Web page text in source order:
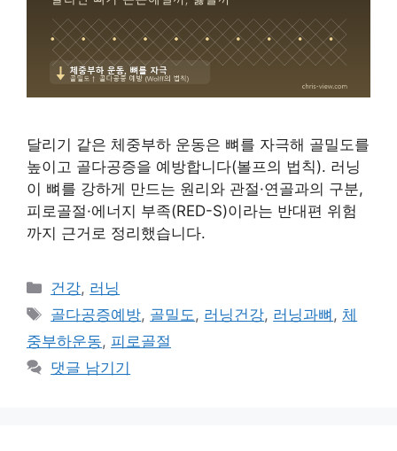
달리기 같은 체중부하 운동은 뼈를 자극해 골밀도를
높이고 골다공증을 예방합니다(볼프의 법칙). 러닝
이 뼈를 강하게 만드는 원리와 관절·연골과의 구분,
피로골절·에너지 부족(RED-S)이라는 반대편 위험
까지 근거로 정리했습니다.
카
테
리
건강, 러닝
태
그
골다공증예방, 골밀도, 러닝건강, 러닝과뼈 ,체
중부하운동, 피로골절
댓글 남기기